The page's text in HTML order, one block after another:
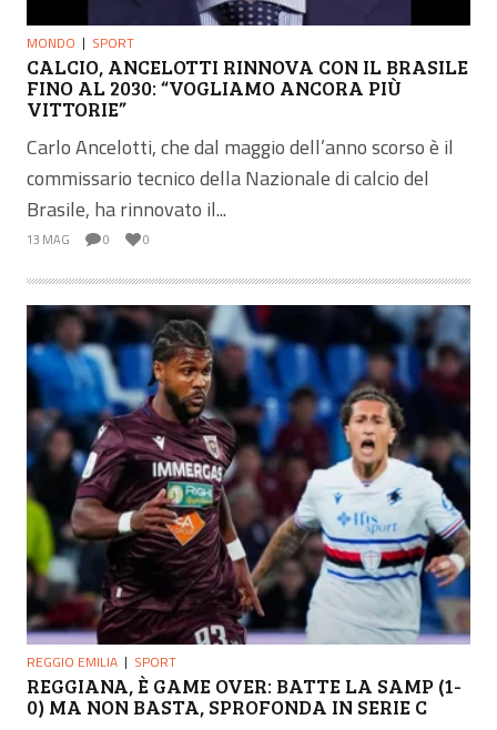
MONDO SPORT
CALCIO, ANCELOTTI RINNOVA CON IL BRASILE
FINO AL 2030: “VOGLIAMO ANCORA PIÙ
VITTORIE”
Carlo Ancelotti, che dal maggio dell’anno scorso è il
commissario tecnico della Nazionale di calcio del
Brasile, ha rinnovato il...
13 MAG 0 0
REGGIO EMILIA SPORT
REGGIANA, È GAME OVER: BATTE LA SAMP (1-
0) MA NON BASTA, SPROFONDA IN SERIE C